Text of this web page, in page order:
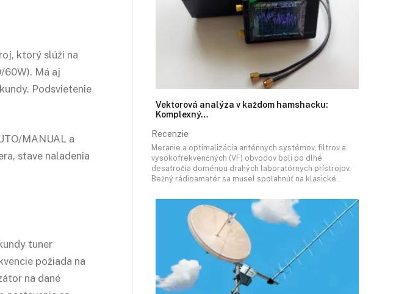
ktorý slúži na
60W). Má aj
Podsvietenie
MANUAL a
stave naladenia
tuner
požiada na
na dané
Vektorová analýza v každom hamshacku:
Komplexný…
Recenzie
Meranie a optimalizácia anténnych systémov, filtrov a
vysokofrekvenčných (VF) obvodov boli po dlhé
desaťročia doménou drahých laboratórnych prístrojov.
Bežný rádioamatér sa musel spoľahnúť na klasické…